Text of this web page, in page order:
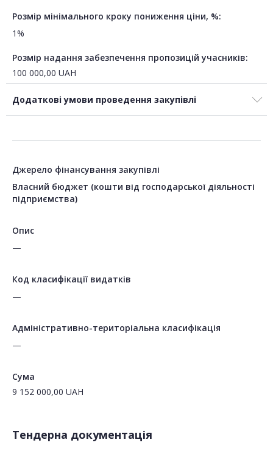
Розмір мінімального кроку пониження ціни, %:
1%
Розмір надання забезпечення пропозицій учасників:
100 000,00 UAH
Додаткові умови проведення закупівлі
Джерело фінансування закупівлі
Власний бюджет (кошти від господарської діяльності
підприємства)
Опис
—
Код класифікації видатків
—
Адміністративно-територіальна класифікація
—
Сума
9 152 000,00 UAH
Тендерна документація